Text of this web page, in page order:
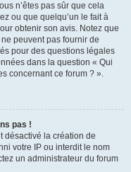
n’êtes pas sûr que cela
ou que quelqu’un le fait à
obtenir son avis. Notez que
peuvent pas fournir de
pour des questions légales
dans la question « Qui
concernant ce forum ? ».
pas !
désactivé la création de
votre IP ou interdit le nom
un administrateur du forum